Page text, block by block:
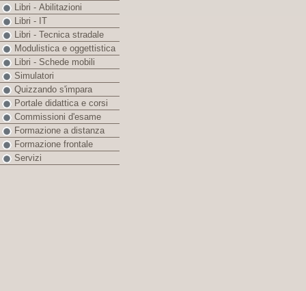
Libri - Abilitazioni
Libri - IT
Libri - Tecnica stradale
Modulistica e oggettistica
Libri - Schede mobili
Simulatori
Quizzando s'impara
Portale didattica e corsi
Commissioni d'esame
Formazione a distanza
Formazione frontale
Servizi